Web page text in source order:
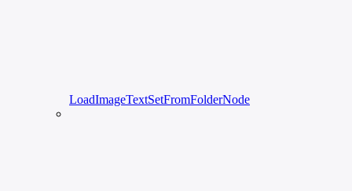
LoadImageTextSetFromFolderNode